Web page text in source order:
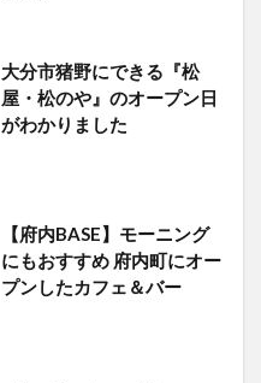
大分市猪野にできる『松
屋・松のや』のオープン日
がわかりました
【府内BASE】モーニング
にもおすすめ 府内町にオー
プンしたカフェ＆バー